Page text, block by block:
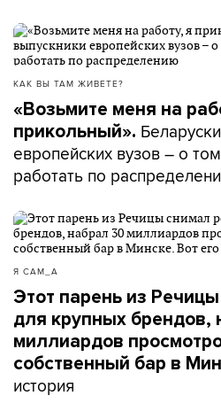
КАК ВЫ ТАМ ЖИВЕТЕ?
«Возьмите меня на
прикольный».
европейских вузов – о
работать по
Я САМ_А
Этот парень из
для крупных брендов,
миллиардов
собственный бар в
история